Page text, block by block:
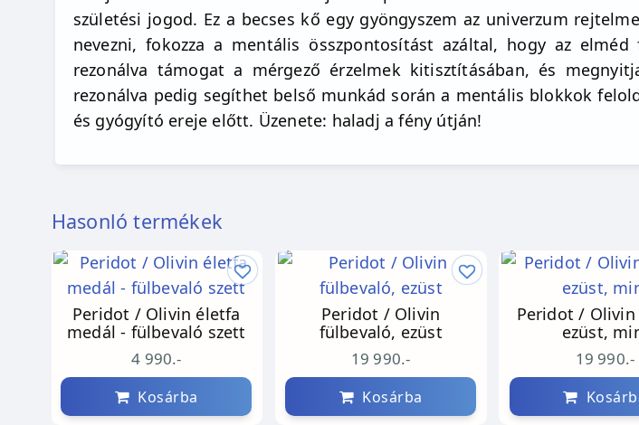
születési jogod. Ez a becses kő egy gyöngyszem az univerzum
nevezni, fokozza a mentális összpontosítást azáltal, hogy az
rezonálva támogat a mérgező érzelmek kitisztításában, és
rezonálva pedig segíthet belső munkád során a mentális blokkok
és gyógyító ereje előtt. Üzenete: haladj a fény útján!
Hasonló termékek
Peridot / Olivin életfa
medál - fülbevaló szett
4 990.-
Kosárba
Peridot / Olivin
fülbevaló, ezüst
19 990.-
Kosárba
Peridot / Olivin
ezüst,
19 990.-